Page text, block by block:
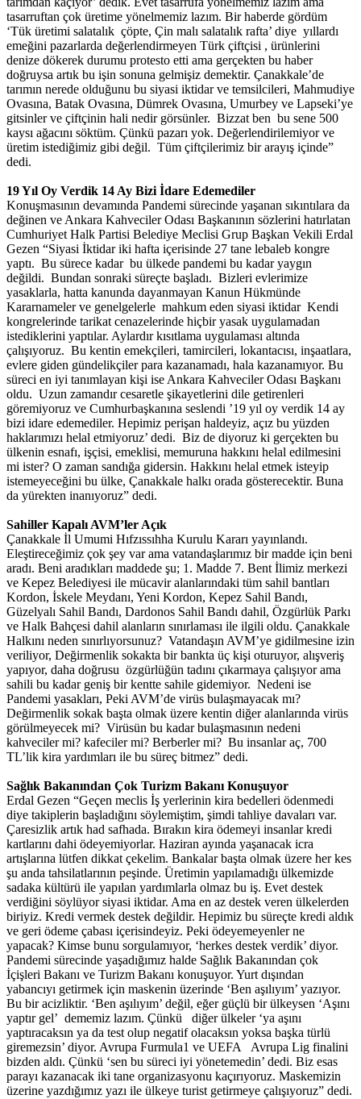
tasarruftan çok üretime yönelmemiz lazım. Bir haberde gördüm
‘Tük üretimi salatalık çöpte, Çin malı salatalık rafta’ diye yıllardı
emeğini pazarlarda değerlendirmeyen Türk çiftçisi , ürünlerini
denize dökerek durumu protesto etti ama gerçekten bu haber
doğruysa artık bu işin sonuna gelmişiz demektir. Çanakkale’de
tarımın nerede olduğunu bu siyasi iktidar ve temsilcileri, Mahmudiye
Ovasına, Batak Ovasına, Dümrek Ovasına, Umurbey ve Lapseki’ye
gitsinler ve çiftçinin hali nedir görsünler. Bizzat ben bu sene 500
kaysı ağacını söktüm. Çünkü pazarı yok. Değerlendirilemiyor ve
üretim istediğimiz gibi değil. Tüm çiftçilerimiz bir arayış içinde”
dedi.
19 Yıl Oy Verdik 14 Ay Bizi İdare Edemediler
Konuşmasının devamında Pandemi sürecinde yaşanan sıkıntılara da
değinen ve Ankara Kahveciler Odası Başkanının sözlerini hatırlatan
Cumhuriyet Halk Partisi Belediye Meclisi Grup Başkan Vekili Erdal
Gezen “Siyasi İktidar iki hafta içerisinde 27 tane lebaleb kongre
yaptı. Bu sürece kadar bu ülkede pandemi bu kadar yaygın
değildi. Bundan sonraki süreçte başladı. Bizleri evlerimize
yasaklarla, hatta kanunda dayanmayan Kanun Hükmünde
Kararnameler ve genelgelerle mahkum eden siyasi iktidar Kendi
kongrelerinde tarikat cenazelerinde hiçbir yasak uygulamadan
istediklerini yaptılar. Aylardır kısıtlama uygulaması altında
çalışıyoruz. Bu kentin emekçileri, tamircileri, lokantacısı, inşaatlara,
evlere giden gündelikçiler para kazanamadı, hala kazanamıyor. Bu
süreci en iyi tanımlayan kişi ise Ankara Kahveciler Odası Başkanı
oldu. Uzun zamandır cesaretle şikayetlerini dile getirenleri
göremiyoruz ve Cumhurbaşkanına seslendi ’19 yıl oy verdik 14 ay
bizi idare edemediler. Hepimiz perişan haldeyiz, açız bu yüzden
haklarımızı helal etmiyoruz’ dedi. Biz de diyoruz ki gerçekten bu
ülkenin esnafı, işçisi, emeklisi, memuruna hakkını helal edilmesini
mi ister? O zaman sandığa gidersin. Hakkını helal etmek isteyip
istemeyeceğini bu ülke, Çanakkale halkı orada gösterecektir. Buna
da yürekten inanıyoruz” dedi.
Sahiller Kapalı AVM’ler Açık
Çanakkale İl Umumi Hıfzıssıhha Kurulu Kararı yayınlandı.
Eleştireceğimiz çok şey var ama vatandaşlarımız bir madde için beni
aradı. Beni aradıkları maddede şu; 1. Madde 7. Bent İlimiz merkezi
ve Kepez Belediyesi ile mücavir alanlarındaki tüm sahil bantları
Kordon, İskele Meydanı, Yeni Kordon, Kepez Sahil Bandı,
Güzelyalı Sahil Bandı, Dardonos Sahil Bandı dahil, Özgürlük Parkı
ve Halk Bahçesi dahil alanların sınırlaması ile ilgili oldu. Çanakkale
Halkını neden sınırlıyorsunuz? Vatandaşın AVM’ye gidilmesine izin
veriliyor, Değirmenlik sokakta bir bankta üç kişi oturuyor, alışveriş
yapıyor, daha doğrusu özgürlüğün tadını çıkarmaya çalışıyor ama
sahili bu kadar geniş bir kentte sahile gidemiyor. Nedeni ise
Pandemi yasakları, Peki AVM’de virüs bulaşmayacak mı?
Değirmenlik sokak başta olmak üzere kentin diğer alanlarında virüs
görülmeyecek mi? Virüsün bu kadar bulaşmasının nedeni
kahveciler mi? kafeciler mi? Berberler mi? Bu insanlar aç, 700
TL’lik kira yardımları ile bu süreç bitmez” dedi.
Sağlık Bakanından Çok Turizm Bakanı Konuşuyor
Erdal Gezen “Geçen meclis İş yerlerinin kira bedelleri ödenmedi
diye takiplerin başladığını söylemiştim, şimdi tahliye davaları var.
Çaresizlik artık had safhada. Bırakın kira ödemeyi insanlar kredi
kartlarını dahi ödeyemiyorlar. Haziran ayında yaşanacak icra
artışlarına lütfen dikkat çekelim. Bankalar başta olmak üzere her kes
şu anda tahsilatlarının peşinde. Üretimin yapılamadığı ülkemizde
sadaka kültürü ile yapılan yardımlarla olmaz bu iş. Evet destek
verdiğini söylüyor siyasi iktidar. Ama en az destek veren ülkelerden
biriyiz. Kredi vermek destek değildir. Hepimiz bu süreçte kredi aldık
ve geri ödeme çabası içerisindeyiz. Peki ödeyemeyenler ne
yapacak? Kimse bunu sorgulamıyor, ‘herkes destek verdik’ diyor.
Pandemi sürecinde yaşadığımız halde Sağlık Bakanından çok
İçişleri Bakanı ve Turizm Bakanı konuşuyor. Yurt dışından
yabancıyı getirmek için maskenin üzerinde ‘Ben aşılıyım’ yazıyor.
Bu bir acizliktir. ‘Ben aşılıyım’ değil, eğer güçlü bir ülkeysen ‘Aşını
yaptır gel’ dememiz lazım. Çünkü diğer ülkeler ‘ya aşını
yaptıracaksın ya da test olup negatif olacaksın yoksa başka türlü
giremezsin’ diyor. Avrupa Furmula1 ve UEFA Avrupa Lig finalini
bizden aldı. Çünkü ‘sen bu süreci iyi yönetemedin’ dedi. Biz esas
parayı kazanacak iki tane organizasyonu kaçırıyoruz. Maskemizin
üzerine yazdığımız yazı ile ülkeye turist getirmeye çalışıyoruz” dedi.